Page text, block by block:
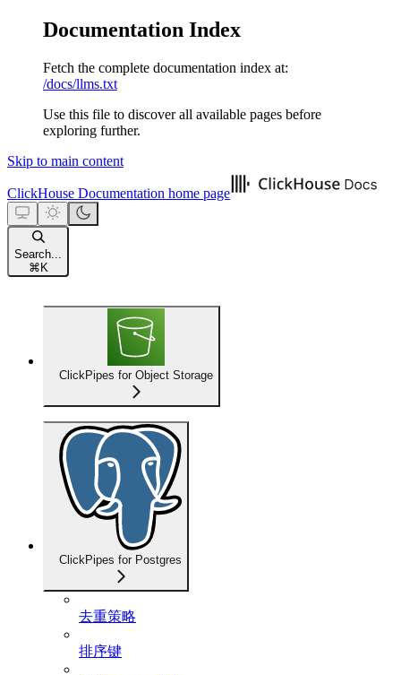
Documentation Index
Fetch the complete documentation index at:
/docs/llms.txt
Use this file to discover all available pages before
exploring further.
Skip to main content
ClickHouse Documentation home page
Search...
⌘ K
ClickPipes for Object Storage
ClickPipes for Postgres
去重策略
排序键